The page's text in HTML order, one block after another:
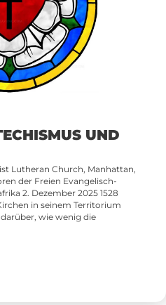
UND
Lutheran Church, Manhattan,
der Freien Evangelisch-
2. Dezember 2025 1528
in seinem Territorium
wie wenig die